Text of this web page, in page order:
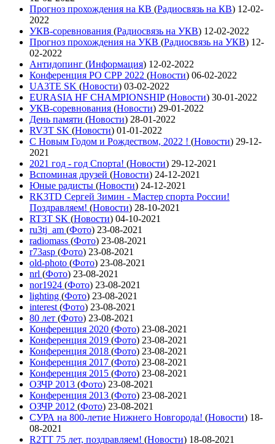
Прогноз прохождения на КВ (Радиосвязь на КВ) 12-02-
2022
УКВ-соревнования (Радиосвязь на УКВ) 12-02-2022
Прогноз прохождения на УКВ (Радиосвязь на УКВ) 12-
02-2022
Антидопинг (Информация) 12-02-2022
Конференция РО СРР 2022 (Новости) 06-02-2022
UA3TE SK (Новости) 03-02-2022
EURASIA HF CHAMPIONSHIP(Новости) 30-01-2022
УКВ-соревнования (Новости) 29-01-2022
День памяти (Новости) 28-01-2022
RV3T SK (Новости) 01-01-2022
С Новым Годом и Рождеством, 2022 ! (Новости) 29-12-
2021
2021 год - год Cпорта! (Новости) 29-12-2021
Вспоминая друзей (Новости) 24-12-2021
Юные радисты (Новости) 24-12-2021
RK3TD Сергей Зимин - Мастер спорта России!
Поздравляем! (Новости) 28-10-2021
RT3T SK (Новости) 04-10-2021
ru3tj_am (Фото) 23-08-2021
radiomass (Фото) 23-08-2021
r73asp (Фото) 23-08-2021
old-photo (Фото) 23-08-2021
nrl (Фото) 23-08-2021
nor1924 (Фото) 23-08-2021
lighting (Фото) 23-08-2021
interest (Фото) 23-08-2021
80 лет (Фото) 23-08-2021
Конференция 2020 (Фото) 23-08-2021
Конференция 2019 (Фото) 23-08-2021
Конференция 2018 (Фото) 23-08-2021
Конференция 2017 (Фото) 23-08-2021
Конференция 2015 (Фото) 23-08-2021
ОЗЧР 2013 (Фото) 23-08-2021
Конференция 2013 (Фото) 23-08-2021
ОЗЧР 2012 (Фото) 23-08-2021
СУРА на 800-летие Нижнего Новгорода! (Новости) 18-
08-2021
R2TT 75 лет, поздравляем! (Новости) 18-08-2021